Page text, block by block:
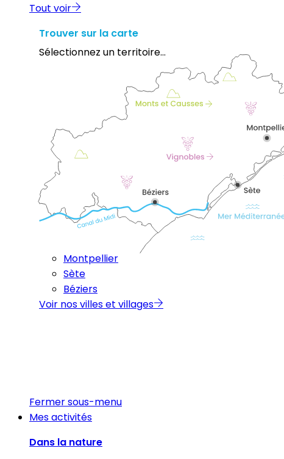
Tout voir
Trouver sur la carte
Sélectionnez un territoire...
Montpellier
Sète
Béziers
Voir nos villes et villages
Fermer sous-menu
Mes activités
Dans la nature